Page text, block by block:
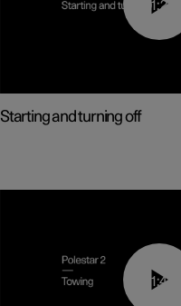
01:24
Starting and turning off
01:43